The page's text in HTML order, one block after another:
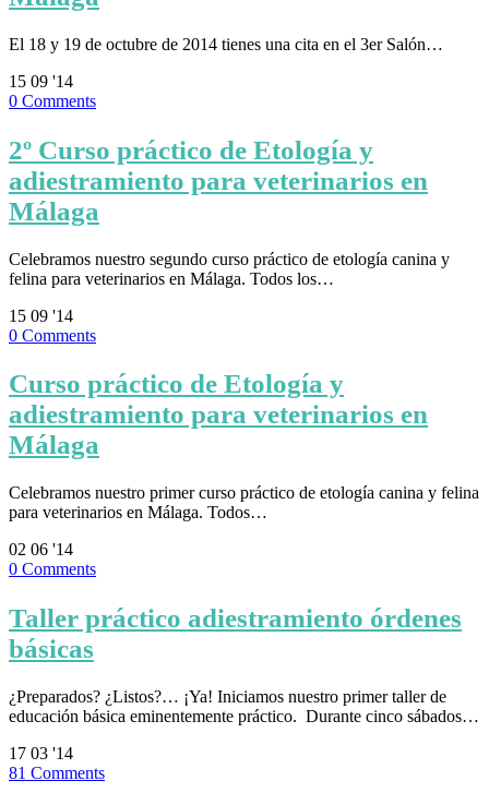
El 18 y 19 de octubre de 2014 tienes una cita en el 3er Salón…
15 09 '14
0 Comments
2º Curso práctico de Etología y
adiestramiento para veterinarios en
Málaga
Celebramos nuestro segundo curso práctico de etología canina y
felina para veterinarios en Málaga. Todos los…
15 09 '14
0 Comments
Curso práctico de Etología y
adiestramiento para veterinarios en
Málaga
Celebramos nuestro primer curso práctico de etología canina y felina
para veterinarios en Málaga. Todos…
02 06 '14
0 Comments
Taller práctico adiestramiento órdenes
básicas
¿Preparados? ¿Listos?… ¡Ya! Iniciamos nuestro primer taller de
educación básica eminentemente práctico. Durante cinco sábados…
17 03 '14
81 Comments